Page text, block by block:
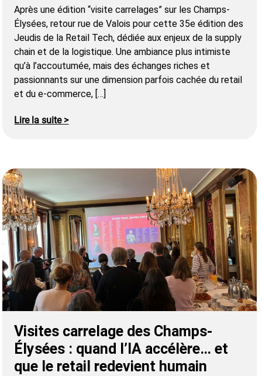
Après une édition “visite carrelages” sur les Champs-
Élysées, retour rue de Valois pour cette 35e édition des
Jeudis de la Retail Tech, dédiée aux enjeux de la supply
chain et de la logistique. Une ambiance plus intimiste
qu’à l’accoutumée, mais des échanges riches et
passionnants sur une dimension parfois cachée du retail
et du e-commerce, […]
Lire la suite >
Visites carrelage des Champs-
Élysées : quand l’IA accélère… et
que le retail redevient humain